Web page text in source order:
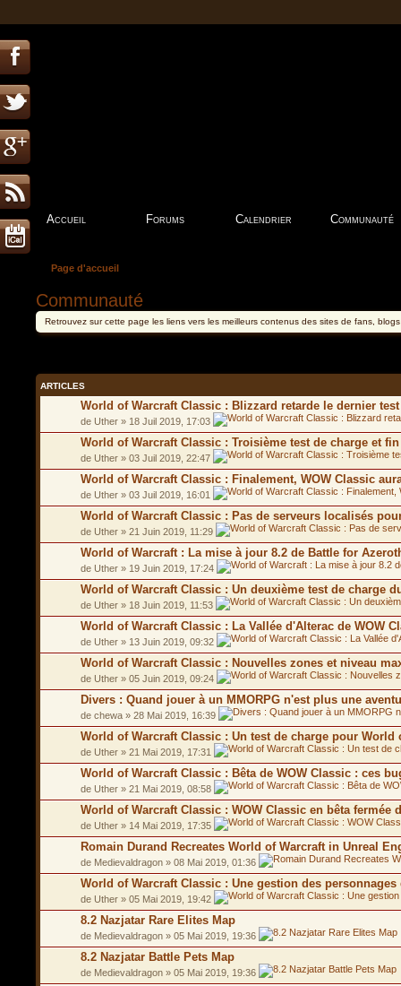
Accueil Forums Calendrier Communauté
Page d'accueil
Communauté
Retrouvez sur cette page les liens vers les meilleurs contenus des sites de fans,
ARTICLES
World of Warcraft Classic : Blizzard retarde le dernier
de Uther » 18 Juil 2019, 17:03
World of Warcraft Classic : Troisième test de charge et
de Uther » 03 Juil 2019, 22:47
World of Warcraft Classic : Finalement, WOW Classic
de Uther » 03 Juil 2019, 16:01
World of Warcraft Classic : Pas de serveurs localisés
de Uther » 21 Juin 2019, 11:29
World of Warcraft : La mise à jour 8.2 de Battle for
de Uther » 19 Juin 2019, 17:24
World of Warcraft Classic : Un deuxième test de charge
de Uther » 18 Juin 2019, 11:53
World of Warcraft Classic : La Vallée d'Alterac de WOW
de Uther » 13 Juin 2019, 09:32
World of Warcraft Classic : Nouvelles zones et niveau
de Uther » 05 Juin 2019, 09:24
Divers : Quand jouer à un MMORPG n'est plus une
de chewa » 28 Mai 2019, 16:39
World of Warcraft Classic : Un test de charge pour World
de Uther » 21 Mai 2019, 17:31
World of Warcraft Classic : Bêta de WOW Classic : ces
de Uther » 21 Mai 2019, 08:58
World of Warcraft Classic : WOW Classic en bêta
de Uther » 14 Mai 2019, 17:35
Romain Durand Recreates World of Warcraft in Unreal
de Medievaldragon » 08 Mai 2019, 01:36
World of Warcraft Classic : Une gestion des
de Uther » 05 Mai 2019, 19:42
8.2 Nazjatar Rare Elites Map
de Medievaldragon » 05 Mai 2019, 19:36
8.2 Nazjatar Battle Pets Map
de Medievaldragon » 05 Mai 2019, 19:36